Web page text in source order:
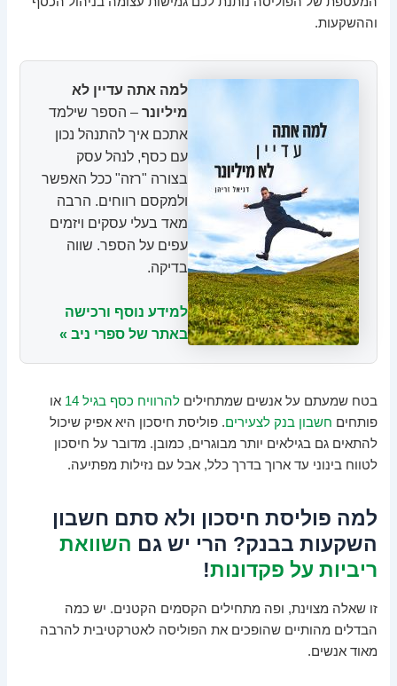
וההשקעות.
למה אתה עדיין לא
מיליונר – הספר שילמד
אתכם איך להתנהל נכון
עם כסף, לנהל עסק
בצורה "רזה" ככל האפשר
ולמקסם רווחים. הרבה
מאד בעלי עסקים ויזמים
עפים על הספר. שווה
בדיקה.
למידע נוסף ורכישה
באתר של ספרי ניב »
בטח שמעתם על אנשים שמתחיליםלהרוויח כסף בגיל 14
או
פותחים חשבון בנק לצעירים. פוליסת חיסכון היא אפיק שיכול
להתאים גם בגילאים יותר מבוגרים, כמובן. מדובר על חיסכון
לטווח בינוני עד ארוך בדרך כלל, אבל עם נזילות מפתיעה.
למה פוליסת חיסכון ולא סתם חשבון
השקעות בבנק? הרי יש גם השוואת
ריביות על פקדונות!
זו שאלה מצוינת, ופה מתחילים הקסמים הקטנים. יש כמה
הבדלים מהותיים שהופכים את הפוליסה לאטרקטיבית להרבה
מאוד אנשים.